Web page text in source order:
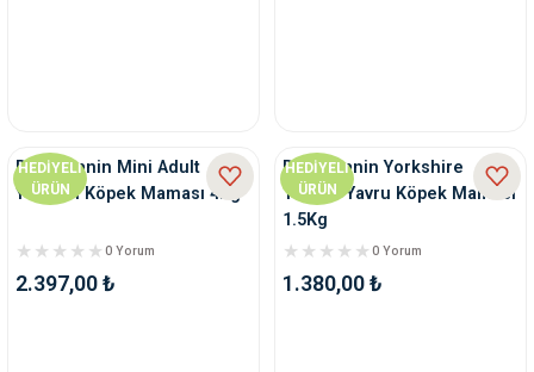
HEDİYELİ
ÜRÜN
Royal Canin Mini Adult
Yetişkin Köpek Maması 4Kg
0 Yorum
2.397,00 ₺
HEDİYELİ
ÜRÜN
Royal Canin Yorkshire
Terrier Yavru Köpek Maması
1.5Kg
0 Yorum
1.380,00 ₺